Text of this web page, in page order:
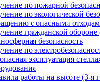
по пожарной
по экологической
с опасными
гражданской
безопасность
по
эксплуатация
работы на высоте (3-я